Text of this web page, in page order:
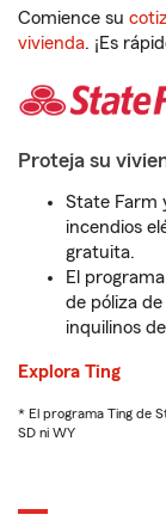
Comience su
vivienda. ¡Es
Proteja su
State Farm
incendios
gratuita.
El
de póliza
inquilinos
Explora Ting
* El programa Ting de
SD ni WY